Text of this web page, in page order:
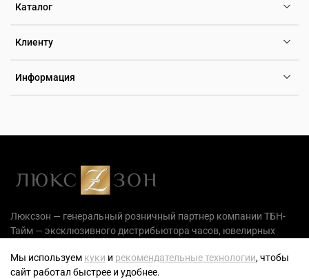
Каталог
Клиенту
Информация
Люксзон — генеральный розничный партнер компании ТБН-
Тайм — эксклюзивного дистрибьютора часов, ювелирных
Мы используем куки и рекомендательные технологии, чтобы
сайт работал быстрее и удобнее.